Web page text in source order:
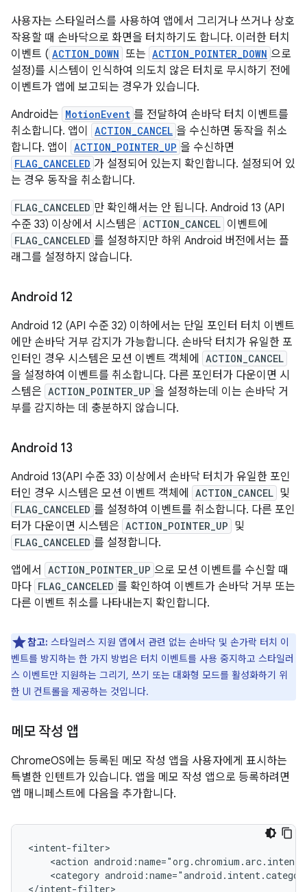
사용자는 스타일러스를 사용하여 앱에서 그리거나 쓰거나 상호
작용할 때 손바닥으로 화면을 터치하기도 합니다. 이러한 터치
이벤트 ( ACTION_DOWN 또는 ACTION_POINTER_DOWN 으로
설정)를 시스템이 인식하여 의도치 않은 터치로 무시하기 전에
이벤트가 앱에 보고되는 경우가 있습니다.
Android는 MotionEvent 를 전달하여 손바닥 터치 이벤트를
취소합니다. 앱이
ACTION_CANCEL 을 수신하면 동작을 취소
합니다. 앱이
ACTION_POINTER_UP 을 수신하면
FLAG_CANCELED 가 설정되어 있는지 확인합니다. 설정되어 있
는 경우 동작을 취소합니다.
FLAG_CANCELED 만 확인해서는 안 됩니다. Android 13 (API
수준 33) 이상에서 시스템은 ACTION_CANCEL 이벤트에
FLAG_CANCELED 를 설정하지만 하위 Android 버전에서는 플
래그를 설정하지 않습니다.
Android 12
Android 12 (API 수준 32) 이하에서는 단일 포인터 터치 이벤트
에만 손바닥 거부 감지가 가능합니다. 손바닥 터치가 유일한 포
인터인 경우 시스템은 모션 이벤트 객체에
ACTION_CANCEL
을 설정하여 이벤트를 취소합니다. 다른 포인터가 다운이면 시
스템은 ACTION_POINTER_UP 을 설정하는데 이는 손바닥 거
부를 감지하는 데 충분하지 않습니다.
Android 13
Android 13(API 수준 33) 이상에서 손바닥 터치가 유일한 포인
터인 경우 시스템은 모션 이벤트 객체에
ACTION_CANCEL 및
FLAG_CANCELED 를 설정하여 이벤트를 취소합니다. 다른 포인
터가 다운이면 시스템은 ACTION_POINTER_UP 및
FLAG_CANCELED 를 설정합니다.
앱에서
ACTION_POINTER_UP 으로 모션 이벤트를 수신할 때
마다 FLAG_CANCELED 를 확인하여 이벤트가 손바닥 거부 또는
다른 이벤트 취소를 나타내는지 확인합니다.
참고: 스타일러스 지원 앱에서 관련 없는 손바닥 및 손가락 터치 이
벤트를 방지하는 한 가지 방법은 터치 이벤트를 사용 중지하고 스타일러
스 이벤트만 지원하는 그리기, 쓰기 또는 대화형 모드를 활성화하기 위
한 UI 컨트롤을 제공하는 것입니다.
메모 작성 앱
ChromeOS에는 등록된 메모 작성 앱을 사용자에게 표시하는
특별한 인텐트가 있습니다. 앱을 메모 작성 앱으로 등록하려면
앱 매니페스트에 다음을 추가합니다.
<action
<category